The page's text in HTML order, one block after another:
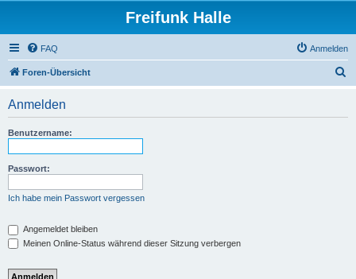
Freifunk Halle
FAQ Anmelden
Foren-Übersicht
Anmelden
Benutzername:
Passwort:
Ich habe mein Passwort vergessen
Angemeldet bleiben
Meinen Online-Status während dieser Sitzung verbergen